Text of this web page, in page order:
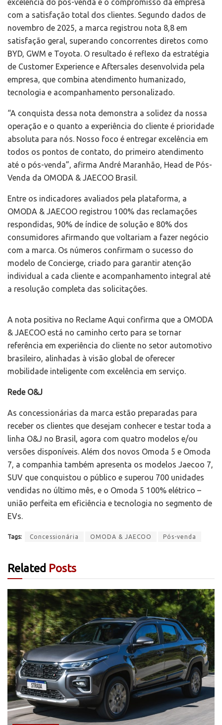
excelência do pós-venda e o compromisso da empresa
com a satisfação total dos clientes. Segundo dados de
novembro de 2025, a marca registrou nota 8,8 em
satisfação geral, superando concorrentes diretos como
BYD, GWM e Toyota. O resultado é reflexo da estratégia
de Customer Experience e Aftersales desenvolvida pela
empresa, que combina atendimento humanizado,
tecnologia e acompanhamento personalizado.
“A conquista dessa nota demonstra a solidez da nossa
operação e o quanto a experiência do cliente é prioridade
absoluta para nós. Nosso foco é entregar excelência em
todos os pontos de contato, do primeiro atendimento
até o pós-venda”, afirma André Maranhão, Head de Pós-
Venda da OMODA & JAECOO Brasil.
Entre os indicadores avaliados pela plataforma, a
OMODA & JAECOO registrou 100% das reclamações
respondidas, 90% de índice de solução e 80% dos
consumidores afirmando que voltariam a fazer negócio
com a marca. Os números confirmam o sucesso do
modelo de Concierge, criado para garantir atenção
individual a cada cliente e acompanhamento integral até
a resolução completa das solicitações.
A nota positiva no Reclame Aqui confirma que a OMODA
& JAECOO está no caminho certo para se tornar
referência em experiência do cliente no setor automotivo
brasileiro, alinhadas à visão global de oferecer
mobilidade inteligente com excelência em serviço.
Rede O&J
As concessionárias da marca estão preparadas para
receber os clientes que desejam conhecer e testar toda a
linha O&J no Brasil, agora com quatro modelos e/ou
versões disponíveis. Além dos novos Omoda 5 e Omoda
7, a companhia também apresenta os modelos Jaecoo 7,
SUV que conquistou o público e superou 700 unidades
vendidas no último mês, e o Omoda 5 100% elétrico –
união perfeita em eficiência e tecnologia no segmento de
EVs.
Tags: Concessionária OMODA & JAECOO Pós-venda
Related Posts